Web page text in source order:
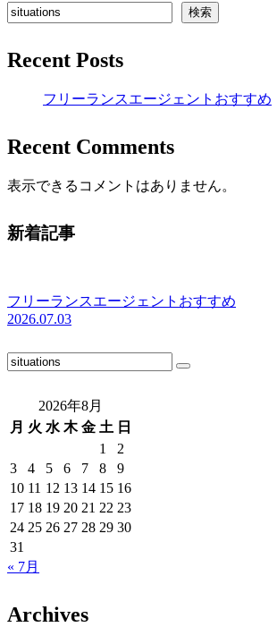
検索
Recent Posts
フリーランスエージェントおすすめ
Recent Comments
表示できるコメントはありません。
新着記事
フリーランスエージェントおすすめ
2026.07.03
2026年8月
月 火 水 木 金 土 日
1
2
3
4 5 6 7 8
9
10 11 12 13 14 15 16
17 18 19 20 21 22 23
24 25 26 27 28 29 30
31
« 7月
Archives